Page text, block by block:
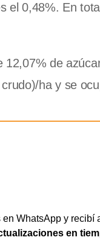
el 0,48%. En
de
ha y se
WhatsApp y
en